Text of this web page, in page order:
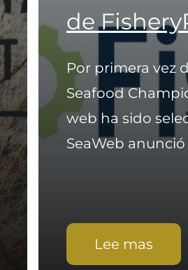
de
Por primera vez
Seafood
web ha sido
SeaWeb anunció
Lee mas